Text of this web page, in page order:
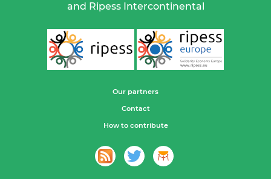
and Ripess Intercontinental
Our partners
Contact
How to contribute